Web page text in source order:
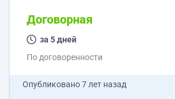
Договорная
за 5 дней
По договоренности
Опубликовано7 лет назад